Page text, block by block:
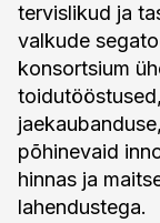
tervislikud ja
valkude
konsortsium
põhinevaid
hinnas ja
lahendustega.